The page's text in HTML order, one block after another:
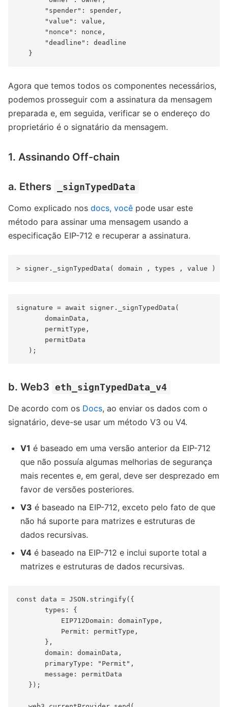
       "spender": spender,
       "value": value,
       "nonce": nonce,
       "deadline": deadline
Agora que temos todos os componentes necessários,
podemos prosseguir com a assinatura da mensagem
preparada e, em seguida, verificar se o endereço do
proprietário é o signatário da mensagem.
1. Assinando Off-chain
a. Ethers _signTypedData
Como explicado nos docs, você pode usar este
método para assinar uma mensagem usando a
especificação EIP-712 e recuperar a assinatura.
signature = await signer._signTypedData(
       domainData,
       permitType,
       permitData
b. Web3 eth_signTypedData_v4
De acordo com os Docs, ao enviar os dados com o
signatário, deve-se usar um método V3 ou V4.
V1 é baseado em uma versão anterior da EIP-712
que não possuía algumas melhorias de segurança
mais recentes e, em geral, deve ser desprezado em
favor de versões posteriores.
V3 é baseado na EIP-712, exceto pelo fato de que
não há suporte para matrizes e estruturas de
dados recursivas.
V4 é baseado na EIP-712 e inclui suporte total a
matrizes e estruturas de dados recursivas.
const data = JSON.stringify({
       types: {
           EIP712Domain: domainType,
           Permit: permitType,
       },
       domain: domainData,
       primaryType: "Permit",
       message: permitData
   });